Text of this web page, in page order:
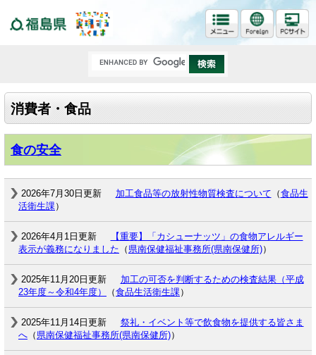
消費者・食品
食の安全
2026年7月30日更新 加工食品等の放射性物質検査について （食品生
活衛生課 ）
2026年4月1日更新
【重要】「カシューナッツ」の食物アレルギー
表示が義務になりました （ 県南保健福祉事務所(県南保健所)）
2025年11月20日更新
加工の可否を判断するための検査結果（平成
23年度～令和4年度）
（食品生活衛生課 ）
2025年11月14日更新
祭礼・イベント等で飲食物を提供する皆さま
へ （ 県南保健福祉事務所(県南保健所)）